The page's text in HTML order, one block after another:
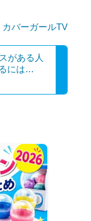
カバーガールTV
がある人
には…